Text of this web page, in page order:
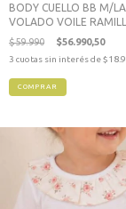
BODY CUELLO BB M/
VOLADO VOILE
$59.990 $56.990,50
3 cuotas sin interés de
COMPRAR